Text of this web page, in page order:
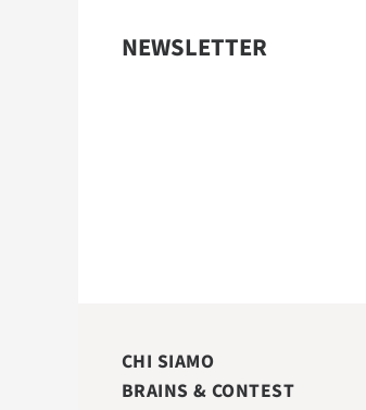
NEWSLETTER
CHI SIAMO
BRAINS & CONTEST